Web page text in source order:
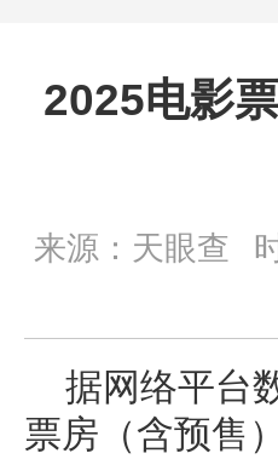
2025电影
来源：天眼查
据网络平台
票房（含预售